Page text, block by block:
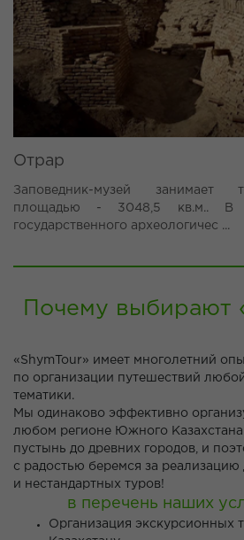
Отрар
Заповедник-музей занимает
площадью - 3048,5 кв.м.. В
государственного археологичес ...
Почему выбирают
«ShymTour» имеет многолетний
по организации путешествий
тематики.
Мы одинаково эффективно
любом регионе Южного Казахстана
пустынь до древних городов, и
с радостью беремся за
и нестандартных туров!
в перечень наших
Организация